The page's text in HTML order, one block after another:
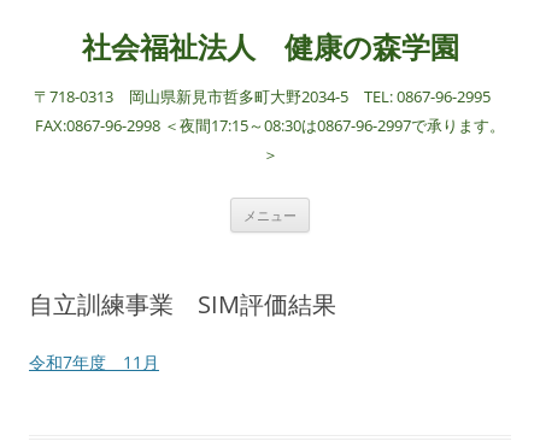
社会福祉法人 健康の森学園
〒718-0313 岡山県新見市哲多町大野2034-5 TEL: 0867-96-2995
FAX:0867-96-2998 ＜夜間17:15～08:30は0867-96-2997で承ります。
＞
メニュー
へ
ス
キ
自立訓練事業 SIM評価結果
令和7年度 11月